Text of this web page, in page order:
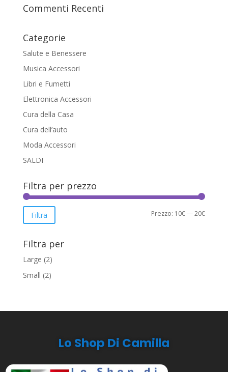
Commenti Recenti
Categorie
Salute e Benessere
Musica Accessori
Libri e Fumetti
Elettronica Accessori
Cura della Casa
Cura dell’auto
Moda Accessori
SALDI
Filtra per prezzo
Prezzo
Prezzo
Filtra Prezzo: 10€—20€
Filtra per
Large (2)
Small (2)
Lo Shop Di Camilla